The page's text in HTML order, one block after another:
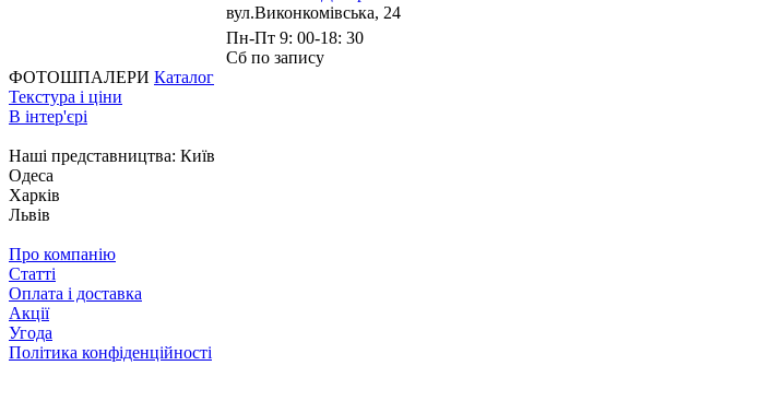
вул.Виконкомівська, 24
Пн-Пт 9: 00-18: 30
Сб по запису
ФОТОШПАЛЕРИ Каталог
Текстура і ціни
В інтер'єрі
Наші представництва: Київ
Одеса
Харків
Львів
Про компанію
Статті
Оплата і доставка
Акції
Угода
Політика конфіденційності